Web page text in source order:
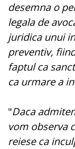
desemna o
legala de
juridica unui
preventiv,
faptul ca
ca urmare a
"Daca
vom observa
reiese ca